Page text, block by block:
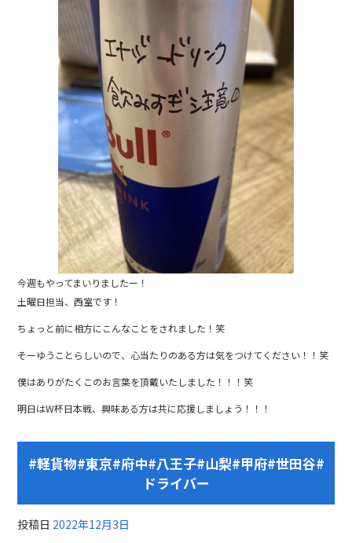
今週もやってまいりましたー！
土曜日担当、西室です！
ちょっと前に相方にこんなことをされました！笑
そーゆうことらしいので、心当たりのある方は気をつけてください！！笑
僕はありがたくこのお言葉を頂戴いたしました！！！笑
明日はW杯日本戦、興味ある方は共に応援しましょう！！！
#軽貨物#東京#府中#八王子#山梨#甲府#世田谷#
ドライバー
投稿日 2022年12月3日